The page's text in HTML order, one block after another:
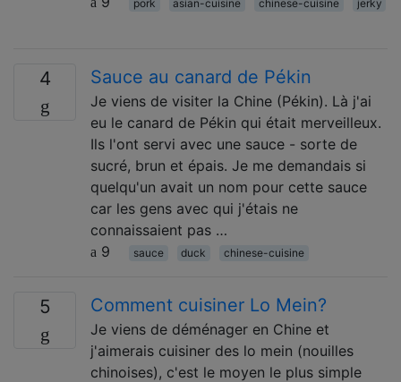
pork asian-cuisine chinese-cuisine jerky
4 Sauce au canard de Pékin
Je viens de visiter la Chine (Pékin). Là j'ai
eu le canard de Pékin qui était merveilleux.
Ils l'ont servi avec une sauce - sorte de
sucré, brun et épais. Je me demandais si
quelqu'un avait un nom pour cette sauce
car les gens avec qui j'étais ne
connaissaient pas …
9
sauce duck chinese-cuisine
5 Comment cuisiner Lo Mein?
Je viens de déménager en Chine et
j'aimerais cuisiner des lo mein (nouilles
chinoises), c'est le moyen le plus simple